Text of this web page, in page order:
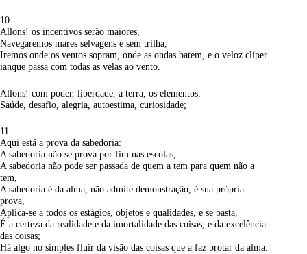
10
Allons! os incentivos serão maiores,
Navegaremos mares selvagens e sem trilha,
Iremos onde os ventos sopram, onde as ondas batem, e o veloz clíper
ianque passa com todas as velas ao vento.
Allons! com poder, liberdade, a terra, os elementos,
Saúde, desafio, alegria, autoestima, curiosidade;
11
Aqui está a prova da sabedoria:
A sabedoria não se prova por fim nas escolas,
A sabedoria não pode ser passada de quem a tem para quem não a
tem,
A sabedoria é da alma, não admite demonstração, é sua própria
prova,
Aplica-se a todos os estágios, objetos e qualidades, e se basta,
É a certeza da realidade e da imortalidade das coisas, e da excelência
das coisas;
Há algo no simples fluir da visão das coisas que a faz brotar da alma.